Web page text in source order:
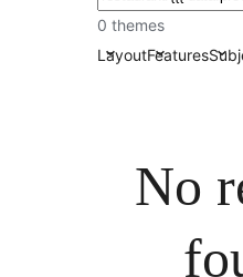
0 themes
LayoutFeatures
No